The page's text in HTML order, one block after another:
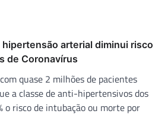
arterial diminui risco
de Coronavírus
quase 2 milhões de pacientes
a classe de anti-hipertensivos dos
o risco de intubação ou morte por